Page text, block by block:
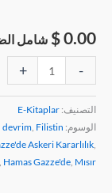
$0.00 شامل
-
+
التصنيف: E-Kitaplar
الوسوم:
devrim, Filistin
Askeri Kararlılık,
, Hamas Gazze'de, Mısır